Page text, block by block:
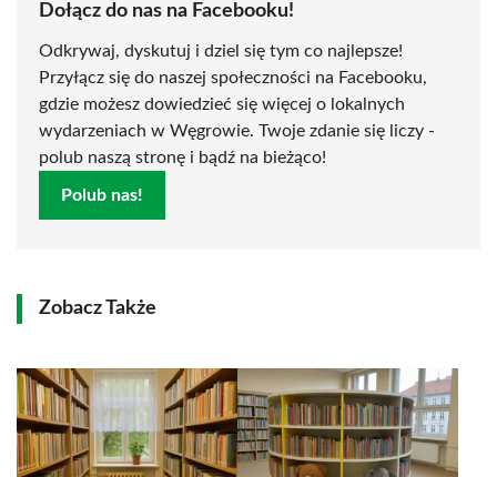
Dołącz do nas na Facebooku!
Odkrywaj, dyskutuj i dziel się tym co najlepsze!
Przyłącz się do naszej społeczności na Facebooku,
gdzie możesz dowiedzieć się więcej o lokalnych
wydarzeniach w Węgrowie. Twoje zdanie się liczy -
polub naszą stronę i bądź na bieżąco!
Polub nas!
Zobacz Także